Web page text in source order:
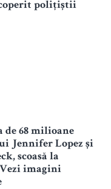
polițiștii
de 68 milioane
Jennifer Lopez și
scoasă la
imagini